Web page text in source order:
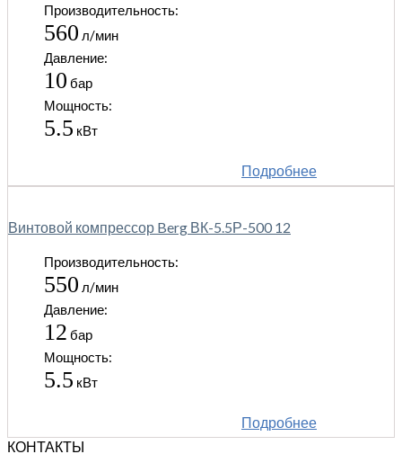
Производительность:
560 л/мин
Давление:
10 бар
Мощность:
5.5 кВт
Подробнее
Винтовой компрессор Berg ВК-5.5Р-500 12
Производительность:
550 л/мин
Давление:
12 бар
Мощность:
5.5 кВт
Подробнее
КОНТАКТЫ